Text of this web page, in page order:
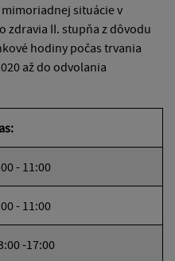
situácie v
zdravia II. stupňa z dôvodu
hodiny počas trvania
až do odvolania
- 11:00
- 11:00
-17:00